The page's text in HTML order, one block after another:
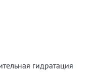
гидратация